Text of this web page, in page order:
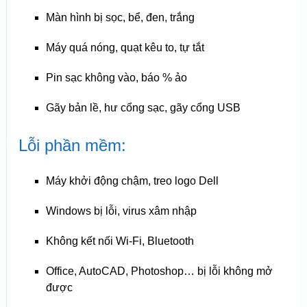
Màn hình bị sọc, bể, đen, trắng
Máy quá nóng, quạt kêu to, tự tắt
Pin sạc không vào, báo % ảo
Gãy bản lề, hư cổng sạc, gãy cổng USB
Lỗi phần mềm:
Máy khởi động chậm, treo logo Dell
Windows bị lỗi, virus xâm nhập
Không kết nối Wi-Fi, Bluetooth
Office, AutoCAD, Photoshop… bị lỗi không mở
được